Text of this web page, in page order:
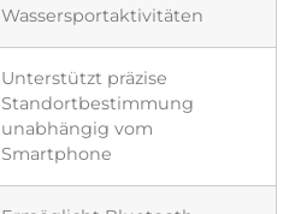
Wassersportaktivitäten
Unterstützt präzise
Standortbestimmung
unabhängig vom
Smartphone